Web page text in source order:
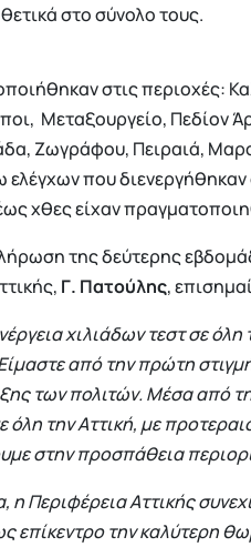
στο σύνολο τους.
στις περιοχές:
Μεταξουργείο, Πεδίον
Ζωγράφου, Πειραιά,
ελέγχων που
χθες είχαν
της δεύτερης
Γ. Πατούλης,
χιλιάδων τεστ σε
από την πρώτη
των πολιτών. Μέσα από
την Αττική, με
στην προσπάθεια
η Περιφέρεια Αττικής
επίκεντρο την καλύτερη